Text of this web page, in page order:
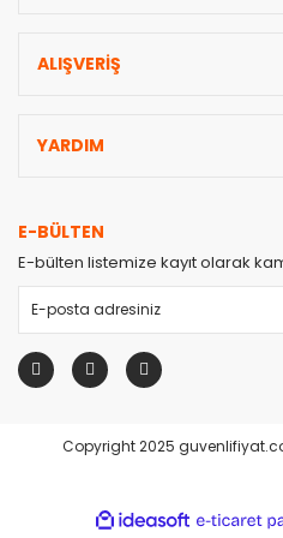
ALIŞVERİŞ
YARDIM
E-BÜLTEN
E-bülten listemize kayıt olarak
Copyright 2025
ideasoft